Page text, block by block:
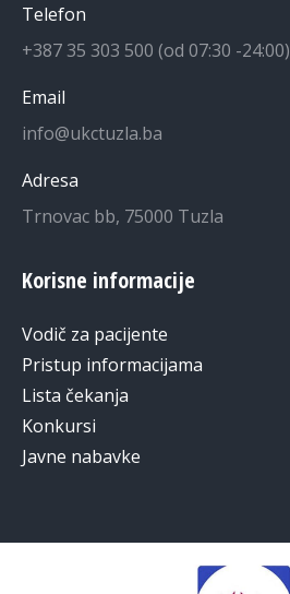
Telefon
+387 35 303 500 (od 07:30 -24:00)
Email
info@ukctuzla.ba
Adresa
Trnovac bb, 75000 Tuzla
Korisne informacije
Vodič za pacijente
Pristup informacijama
Lista čekanja
Konkursi
Javne nabavke